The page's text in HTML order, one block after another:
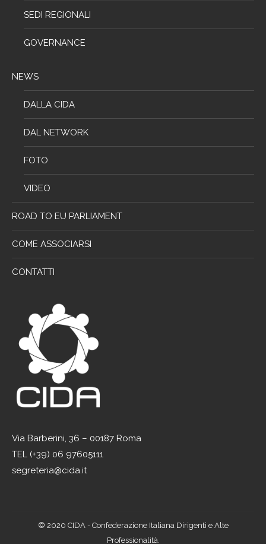
SEDI REGIONALI
GOVERNANCE
NEWS
DALLA CIDA
DAL NETWORK
FOTO
VIDEO
ROAD TO EU PARLIAMENT
COME ASSOCIARSI
CONTATTI
Via Barberini, 36 – 00187 Roma
TEL (+39) 06 97605111
segreteria@cida.it
© 2020 CIDA - Confederazione Italiana Dirigenti e Alte
Professionalità.